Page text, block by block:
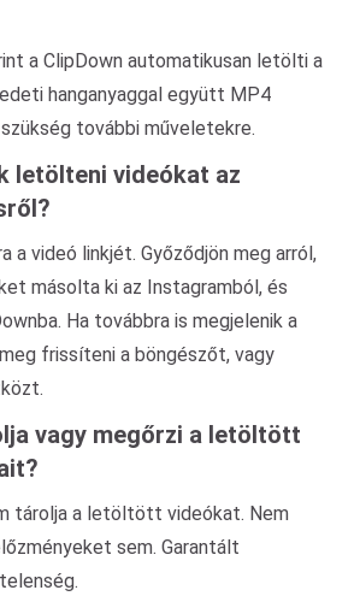
a ClipDown automatikusan letölti a
hanganyaggal együtt MP4
további műveletekre.
letölteni videókat az
a videó linkjét. Győződjön meg arról,
másolta ki az Instagramból, és
Ha továbbra is megjelenik a
frissíteni a böngészőt, vagy
vagy megőrzi a letöltött
tárolja a letöltött videókat. Nem
sem. Garantált